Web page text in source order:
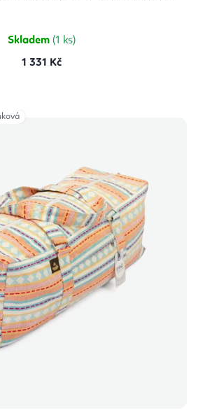
Skladem (1 ks)
1 331 Kč